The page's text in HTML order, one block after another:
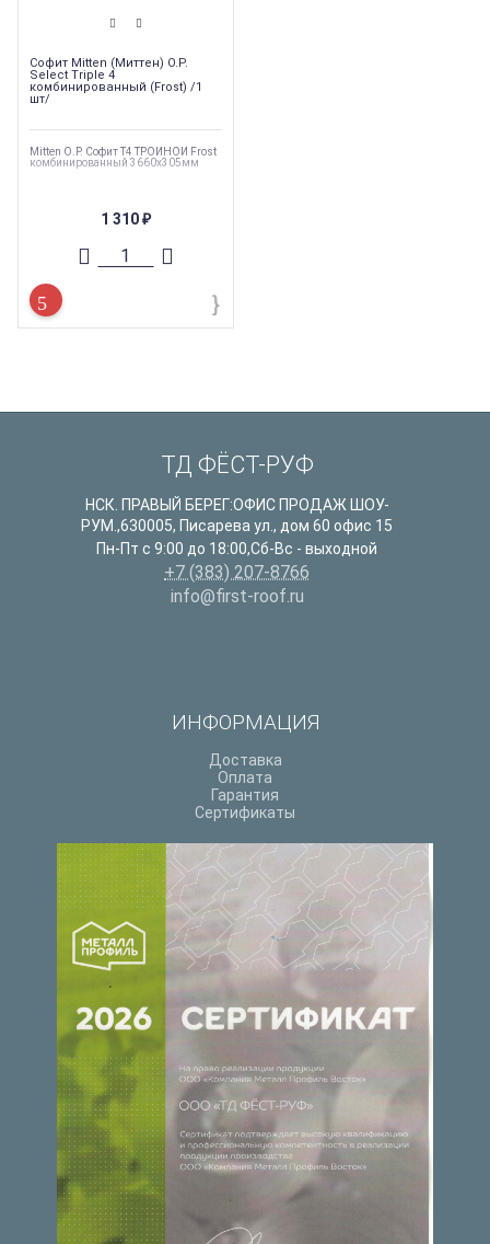
Софит Mitten (Миттен) O.P.
Select Triple 4
комбинированный (Frost) /1
шт/
Mitten O.P. Софит T4 ТРОЙНОЙ Frost
комбинированный 3660х305мм
1 310 ₽
ТД ФЁСТ-РУФ
НСК. ПРАВЫЙ БЕРЕГ:ОФИС ПРОДАЖ ШОУ-
РУМ. ,630005, Писарева ул., дом 60 офис 15
Пн-Пт с 9:00 до 18:00,Сб-Вс - выходной
+7 (383) 207-8766
info@first-roof.ru
ИНФОРМАЦИЯ
Доставка
Оплата
Гарантия
Сертификаты